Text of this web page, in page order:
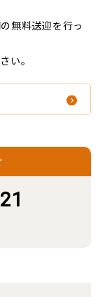
無料送迎を行っ
い。